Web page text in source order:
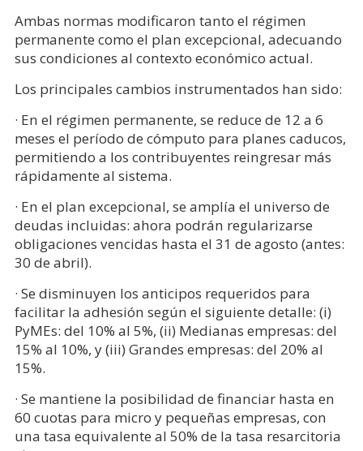
Ambas normas modificaron tanto el régimen
permanente como el plan excepcional, adecuando
sus condiciones al contexto económico actual.
Los principales cambios instrumentados han sido:
· En el régimen permanente, se reduce de 12 a 6
meses el período de cómputo para planes caducos,
permitiendo a los contribuyentes reingresar más
rápidamente al sistema.
· En el plan excepcional, se amplía el universo de
deudas incluidas: ahora podrán regularizarse
obligaciones vencidas hasta el 31 de agosto (antes:
30 de abril).
· Se disminuyen los anticipos requeridos para
facilitar la adhesión según el siguiente detalle: (i)
PyMEs: del 10% al 5%, (ii) Medianas empresas: del
15% al 10%, y (iii) Grandes empresas: del 20% al
15%.
· Se mantiene la posibilidad de financiar hasta en
60 cuotas para micro y pequeñas empresas, con
una tasa equivalente al 50% de la tasa resarcitoria